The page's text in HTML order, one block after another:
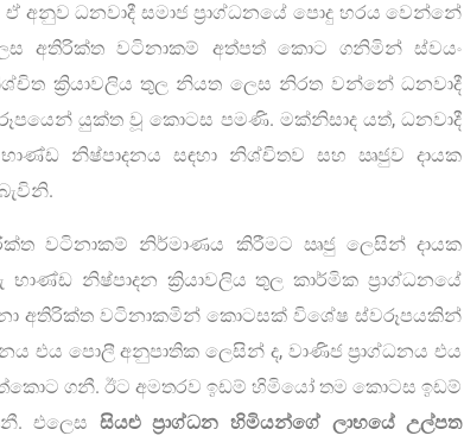
ඒ අනුව ධනවාදී සමාජ ප්‍රාග්ධනයේ පොදු හරය වෙන්නේ
අතිරික්ත වටිනාකම් අත්පත් කොට ගනිමින් ස්වයං
ක්‍රියාවලිය තුල නියත ලෙස නිරත වන්නේ ධනවාදී
යුක්ත වූ කොටස පමණි. මක්නිසාද යත්, ධනවාදී
නිෂ්පාදනය සඳහා නිශ්චිතව සහ ඍජුව දායක
වටිනාකම් නිර්මාණය කිරීමට ඍජු ලෙසින් දායක
නිෂ්පාදන ක්‍රියාවලිය තුල කාර්මික ප්‍රාග්ධනයේ
අතිරික්ත වටිනාකමින් කොටසක් විශේෂ ස්වරූපයකින්
එය පොලී අනුපාතික ලෙසින් ද, වාණිජ ප්‍රාග්ධනය එය
ගනී. ඊට අමතරව ඉඩම් හිමියෝ තම කොටස ඉඩම්
එලෙස සියළු ප්‍රාග්ධන හිමියන්ගේ ලාභයේ උල්පත